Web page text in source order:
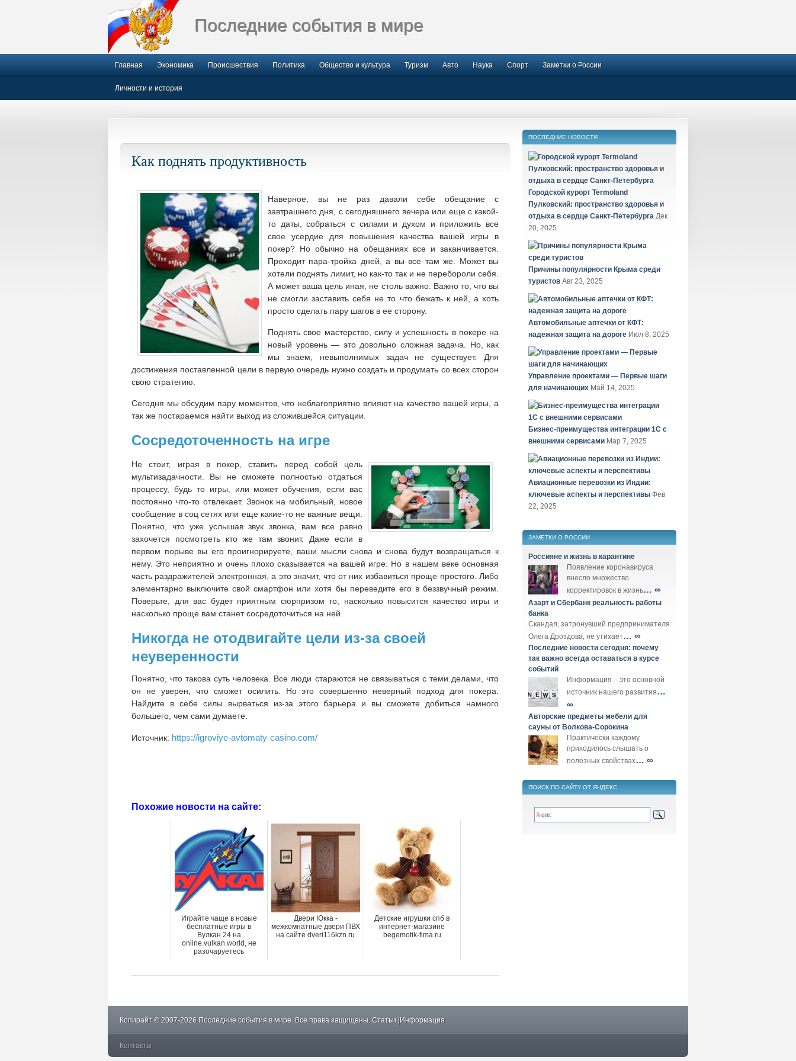
Последние события в мире
Главная Экономика Происшествия Политика Общество и культура Туризм Авто Наука Спорт Заметки о России
Личности и история
Как поднять продуктивность
Наверное, вы не раз давали себе обещание с
завтрашнего дня, с сегодняшнего вечера или еще с какой-
то даты, собраться с силами и духом и приложить все
свое усердие для повышения качества вашей игры в
покер? Но обычно на обещаниях все и заканчивается.
Проходит пара-тройка дней, а вы все там же. Может вы
хотели поднять лимит, но как-то так и не перебороли себя.
А может ваша цель иная, не столь важно. Важно то, что вы
не смогли заставить себя не то что бежать к ней, а хоть
просто сделать пару шагов в ее сторону.
Поднять свое мастерство, силу и успешность в покере на
новый уровень — это довольно сложная задача. Но, как
мы знаем, невыполнимых задач не существует. Для
достижения поставленной цели в первую очередь нужно создать и продумать со всех сторон
свою стратегию.
Сегодня мы обсудим пару моментов, что неблагоприятно влияют на качество вашей игры, а
так же постараемся найти выход из сложившейся ситуации.
Сосредоточенность на игре
Не стоит, играя в покер, ставить перед собой цель
мультизадачности. Вы не сможете полностью отдаться
процессу, будь то игры, или может обучения, если вас
постоянно что-то отвлекает. Звонок на мобильный, новое
сообщение в соц сетях или еще какие-то не важные вещи.
Понятно, что уже услышав звук звонка, вам все равно
захочется посмотреть кто же там звонит. Даже если в
первом порыве вы его проигнорируете, ваши мысли снова и снова будут возвращаться к
нему. Это неприятно и очень плохо сказывается на вашей игре. Но в нашем веке основная
часть раздражителей электронная, а это значит, что от них избавиться проще простого. Либо
элементарно выключите свой смартфон или хотя бы переведите его в беззвучный режим.
Поверьте, для вас будет приятным сюрпризом то, насколько повысится качество игры и
насколько проще вам станет сосредоточиться на ней.
Никогда не отодвигайте цели из-за своей
неуверенности
Понятно, что такова суть человека. Все люди стараются не связываться с теми делами, что
он не уверен, что сможет осилить. Но это совершенно неверный подход для покера.
Найдите в себе силы вырваться из-за этого барьера и вы сможете добиться намного
большего, чем сами думаете.
Источник: https://igroviye-avtomaty-casino.com/
Похожие новости на сайте:
Играйте чаще в новые
бесплатные игры в
Вулкан 24 на
online.vulkan.world, не
разочаруетесь
Двери Юкка -
межкомнатные двери ПВХ
на сайте dveri116kzn.ru
Детские игрушки спб в
интернет-магазине
begemotik-fima.ru
ПОСЛЕДНИЕ НОВОСТИ
Городской курорт Termoland
Пулковский: пространство здоровья и
отдыха в сердце Санкт-Петербурга Дек
20, 2025
Причины популярности Крыма среди
туристов Авг 23, 2025
Автомобильные аптечки от КФТ:
надежная защита на дороге Июл 8, 2025
Управление проектами — Первые шаги
для начинающих Май 14, 2025
Бизнес-преимущества интеграции 1С с
внешними сервисами Мар 7, 2025
Авиационные перевозки из Индии:
ключевые аспекты и перспективы Фев
22, 2025
ЗАМЕТКИ О РОССИИ
Россияне и жизнь в карантине
Появление коронавируса
внесло множество
корректировок в жизнь… ∞
Азарт и Сбербанк реальность работы
банка
Скандал, затронувший предпринимателя
Олега Дроздова, не утихает… ∞
Последние новости сегодня: почему
так важно всегда оставаться в курсе
событий
Информация – это основной
источник нашего развития…
∞
Авторские предметы мебели для
сауны от Волкова-Сорокина
Практически каждому
приходилось слышать о
полезных свойствах… ∞
ПОИСК ПО САЙТУ ОТ ЯНДЕКС
Копирайт © 2007-2026 Последние события в мире. Все права защищены. Статьи |Информация
Контакты